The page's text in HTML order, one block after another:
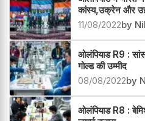
ओलंपियाड में भारत नें
कांस्य,उक्रेन और
11/08/2022by
ओलंपियाड R9 :
गोल्ड की उम्मीद
08/08/2022 by